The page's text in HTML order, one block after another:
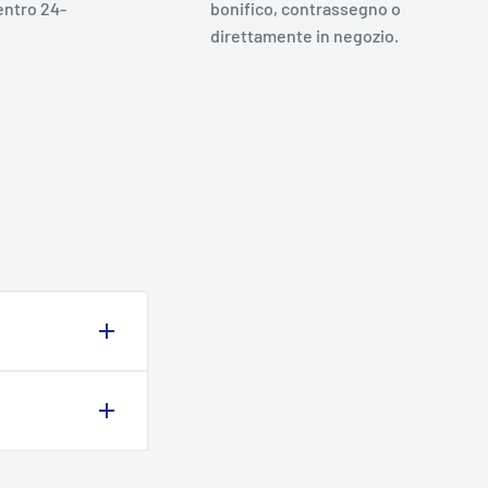
24-
bonifico, contrassegno o
direttamente in negozio.
non
nostro